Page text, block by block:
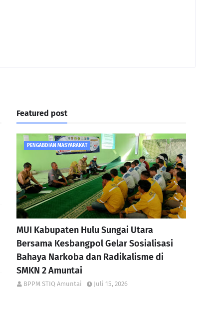
Featured post
PENGABDIAN MASYARAKAT
MUI Kabupaten Hulu Sungai Utara
Bersama Kesbangpol Gelar Sosialisasi
Bahaya Narkoba dan Radikalisme di
SMKN 2 Amuntai
BPPM STIQ Amuntai Juli 15, 2026